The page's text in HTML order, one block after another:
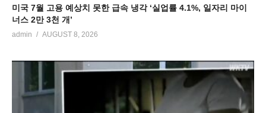
미국 7월 고용 예상치 못한 급속 냉각 ‘실업률 4.1%, 일자리 마이
너스 2만 3천 개’
admin AUGUST 8, 2026